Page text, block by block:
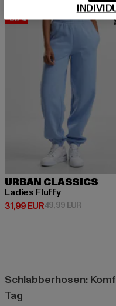
-36%
URBAN CLASSICS
Ladies Fluffy
31,99 EUR
Derzeitiger Preis: 31,99 EUR
49,99 EUR
Schlabberhosen:
Tag